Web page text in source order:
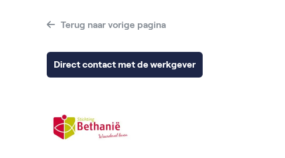
Terug naar vorige pagina
Direct contact met de werkgever